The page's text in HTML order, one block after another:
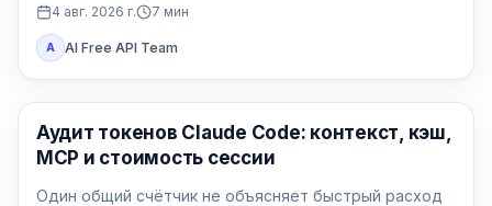
4 авг. 2026 г. 7 мин
A AI Free API Team
Claude Code
Аудит токенов Claude Code: контекст, кэш,
MCP и стоимость сессии
Один общий счётчик не объясняет быстрый расход